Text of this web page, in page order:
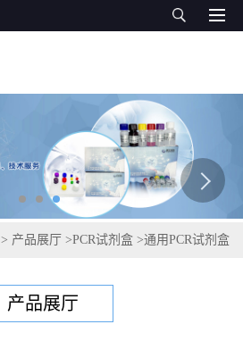
> 产品展厅 >PCR试剂盒 >通用PCR试剂盒
产品展厅